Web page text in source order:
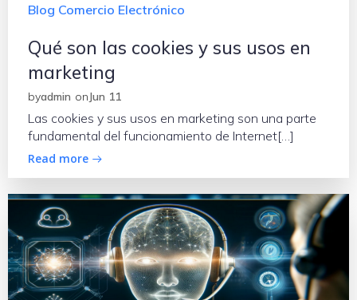
Blog Comercio Electrónico
Qué son las cookies y sus usos en
marketing
byadmin onJun 11
Las cookies y sus usos en marketing son una parte
fundamental del funcionamiento de Internet[…]
Read more